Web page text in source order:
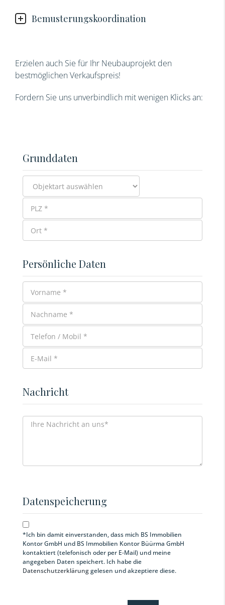
Bemusterungskoordination
Erzielen auch Sie für Ihr Neubauprojekt den
bestmöglichen Verkaufspreis!
Fordern Sie uns unverbindlich mit wenigen Klicks an:
Grunddaten
Persönliche Daten
Nachricht
Datenspeicherung
*Ich bin damit einverstanden, dass mich BS Immobilien
Kontor GmbH und BS Immobilien Kontor Büürma GmbH
kontaktiert (telefonisch oder per E-Mail) und meine
angegeben Daten speichert. Ich habe die
Datenschutzerklärunggelesen und akzeptiere diese.